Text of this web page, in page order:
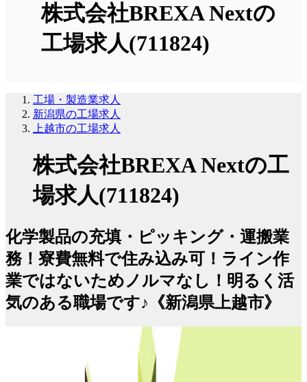
株式会社BREXA Nextの
工場求人(711824)
工場・製造業求人
新潟県の工場求人
上越市の工場求人
株式会社BREXA Nextの工
場求人(711824)
化学製品の充填・ピッキング・運搬業
務！寮費無料で住み込み可！ライン作
業ではないためノルマなし！明るく活
気のある職場です♪《新潟県上越市》